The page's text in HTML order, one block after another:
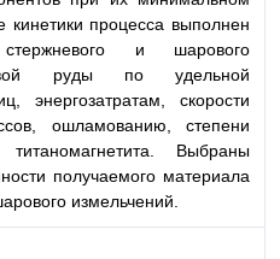
кинетики процесса выполнен
и шарового
руды по удельной
энергозатратам, скорости
ошламованию, степени
Выбраны
получаемого материала
измельчений.